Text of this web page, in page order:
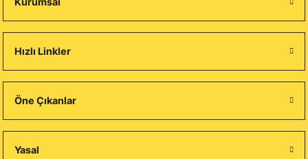
Hızlı Linkler
Öne Çıkanlar
Yasal